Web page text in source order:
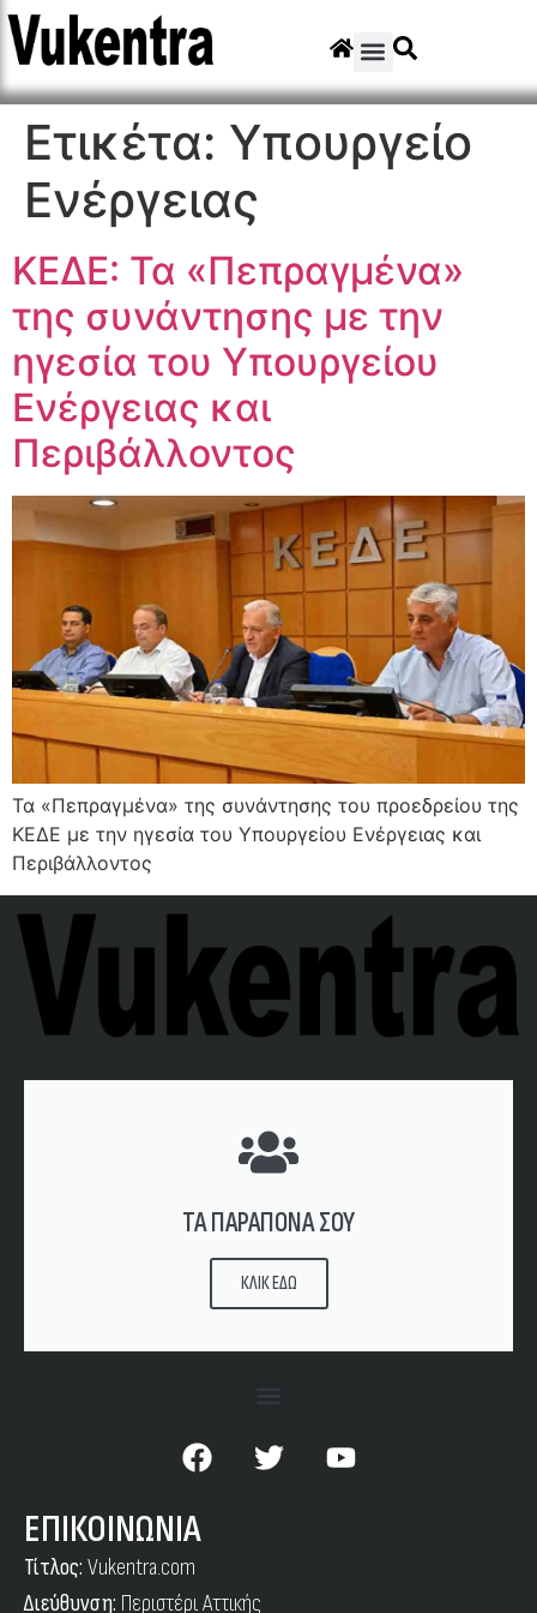
Ετικέτα: Υπουργείο
Ενέργειας
ΚΕΔΕ: Τα «Πεπραγμένα»
της συνάντησης με την
ηγεσία του Υπουργείου
Ενέργειας και
Περιβάλλοντος
Τα «Πεπραγμένα» της συνάντησης του προεδρείου της
ΚΕΔΕ με την ηγεσία του Υπουργείου Ενέργειας και
Περιβάλλοντος
ΤΑ ΠΑΡΑΠΟΝΑ ΣΟΥ
ΚΛΙΚ ΕΔΩ
ΕΠΙΚΟΙΝΩΝΙΑ
Τίτλος: Vukentra.com
Διεύθυνση: Περιστέρι Αττικής